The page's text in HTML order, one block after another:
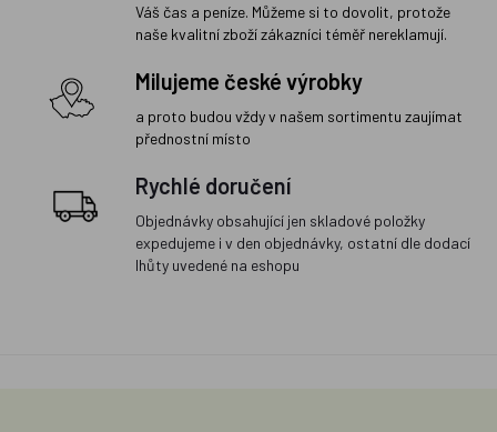
Váš čas a peníze. Můžeme si to dovolit, protože
naše kvalitní zboží zákazníci téměř nereklamují.
Milujeme české výrobky
a proto budou vždy v našem sortimentu zaujímat
přednostní místo
Rychlé doručení
Objednávky obsahující jen skladové položky
expedujeme i v den objednávky, ostatní dle dodací
lhůty uvedené na eshopu